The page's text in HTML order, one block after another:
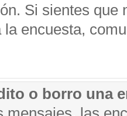
Si sientes que
la encuesta,
o borro una